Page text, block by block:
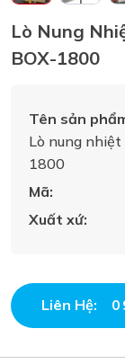
Lò Nung
BOX-1800
Tên sản
Lò nung
1800
Mã:
Xuất xứ:
Liên Hệ: